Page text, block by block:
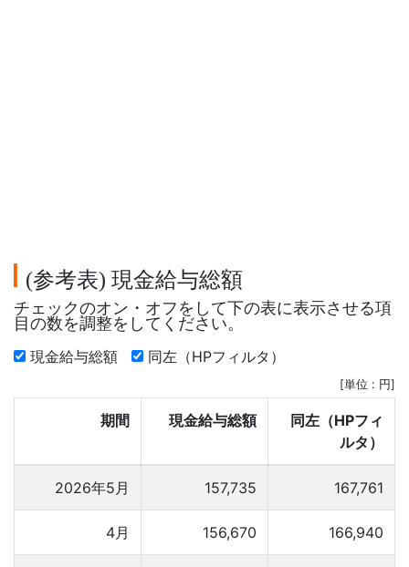
(参考表) 現金給与総額
チェックのオン・オフをして下の表に表示させる項
目の数を調整をしてください。
現金給与総額 同左（HPフィルタ）
[単位 : 円]
期間 現金給与総額
同左（HPフィ
ルタ）
2026年5月 157,735 167,761
4月 156,670 166,940